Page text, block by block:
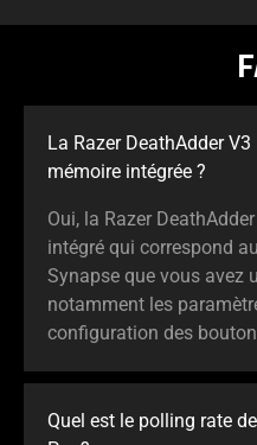
La Razer DeathAdder V3
mémoire intégrée ?
Oui, la Razer
intégré qui correspond
Synapse que vous avez
notamment les
configuration des
Quel est le polling rate